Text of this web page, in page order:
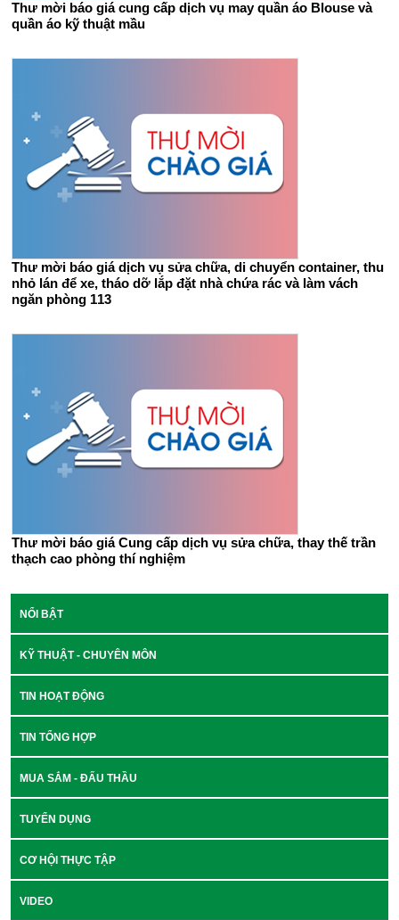
Thư mời báo giá cung cấp dịch vụ may quần áo Blouse và
quần áo kỹ thuật mầu
Thư mời báo giá dịch vụ sửa chữa, di chuyển container, thu
nhỏ lán để xe, tháo dỡ lắp đặt nhà chứa rác và làm vách
ngăn phòng 113
Thư mời báo giá Cung cấp dịch vụ sửa chữa, thay thế trần
thạch cao phòng thí nghiệm
NỔI BẬT
KỸ THUẬT - CHUYÊN MÔN
TIN HOẠT ĐỘNG
TIN TỔNG HỢP
MUA SẮM - ĐẤU THẦU
TUYỂN DỤNG
CƠ HỘI THỰC TẬP
VIDEO